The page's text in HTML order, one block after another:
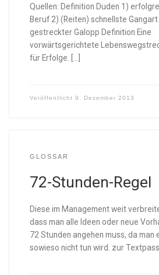
Quellen: Definition Duden 1)
Beruf 2) (Reiten) schnellste
gestreckter Galopp Definition Eine
vorwärtsgerichtete
für Erfolge. […]
Veröffentlicht 9. Dezember 2013
GLOSSAR
72-Stunden-Regel
Diese im Management weit
dass man alle Ideen oder neue
72 Stunden angehen muss, da man
sowieso nicht tun wird. zur